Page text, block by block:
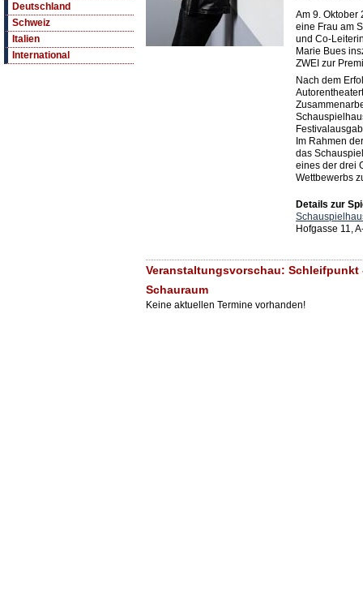
Deutschland
Schweiz
Italien
International
Am 9. Oktober
eine Frau am
und Co-
Marie Bues
ZWEI zur
Nach dem
Im Rahmen
das
eines der drei
Wettbewerbs
Details zur
Hofgasse 11,
Veranstaltungsvorschau: Schleifpunkt
Schauraum
Keine aktuellen Termine vorhanden!